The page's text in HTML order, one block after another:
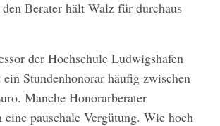
Berater hält Walz für durchaus
der Hochschule Ludwigshafen
Stundenhonorar häufig zwischen
Manche Honorarberater
eine pauschale Vergütung. Wie hoch